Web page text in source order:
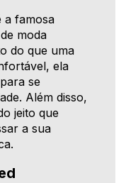
a famosa
moda
do que uma
ela
se
Além disso,
jeito que
a sua